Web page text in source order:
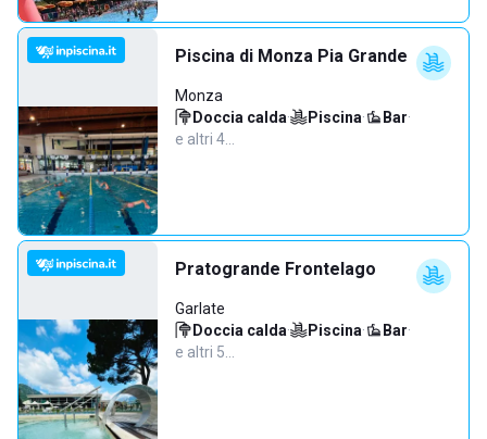
Piscina di Monza Pia Grande
Monza
Doccia calda· Piscina· Bar·
e altri 4…
Pratogrande Frontelago
Garlate
Doccia calda· Piscina· Bar·
e altri 5…